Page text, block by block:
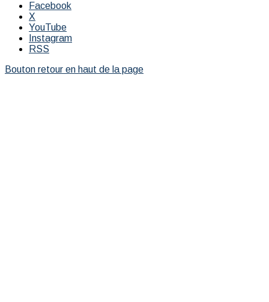
Facebook
X
YouTube
Instagram
RSS
Bouton retour en haut de la page